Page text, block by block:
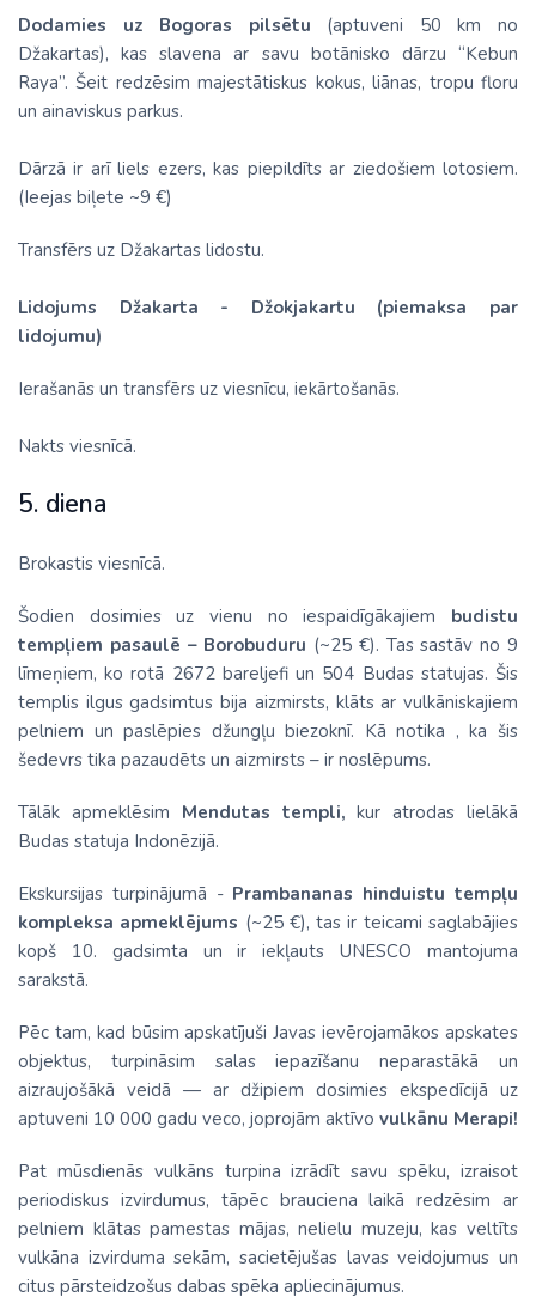
Dodamies uz Bogoras pilsētu (aptuveni 50 km no
Džakartas), kas slavena ar savu botānisko dārzu “Kebun
Raya”. Šeit redzēsim majestātiskus kokus, liānas, tropu floru
un ainaviskus parkus.
Dārzā ir arī liels ezers, kas piepildīts ar ziedošiem lotosiem.
(Ieejas biļete ~9 €)
Transfērs uz Džakartas lidostu.
Lidojums Džakarta - Džokjakartu (piemaksa par
lidojumu)
Ierašanās un transfērs uz viesnīcu, iekārtošanās.
Nakts viesnīcā.
5. diena
Brokastis viesnīcā.
Šodien dosimies uz vienu no iespaidīgākajiem budistu
tempļiem pasaulē – Borobuduru (~25 €). Tas sastāv no 9
līmeņiem, ko rotā 2672 bareljefi un 504 Budas statujas. Šis
templis ilgus gadsimtus bija aizmirsts, klāts ar vulkāniskajiem
pelniem un paslēpies džungļu biezoknī. Kā notika , ka šis
šedevrs tika pazaudēts un aizmirsts – ir noslēpums.
Tālāk apmeklēsim Mendutas templi, kur atrodas lielākā
Budas statuja Indonēzijā.
Ekskursijas turpinājumā - Prambananas hinduistu tempļu
kompleksa apmeklējums (~25 €), tas ir teicami saglabājies
kopš 10. gadsimta un ir iekļauts UNESCO mantojuma
sarakstā.
Pēc tam, kad būsim apskatījuši Javas ievērojamākos apskates
objektus, turpināsim salas iepazīšanu neparastākā un
aizraujošākā veidā — ar džipiem dosimies ekspedīcijā uz
aptuveni 10 000 gadu veco, joprojām aktīvo vulkānu Merapi!
Pat mūsdienās vulkāns turpina izrādīt savu spēku, izraisot
periodiskus izvirdumus, tāpēc brauciena laikā redzēsim ar
pelniem klātas pamestas mājas, nelielu muzeju, kas veltīts
vulkāna izvirduma sekām, sacietējušas lavas veidojumus un
citus pārsteidzošus dabas spēka apliecinājumus.